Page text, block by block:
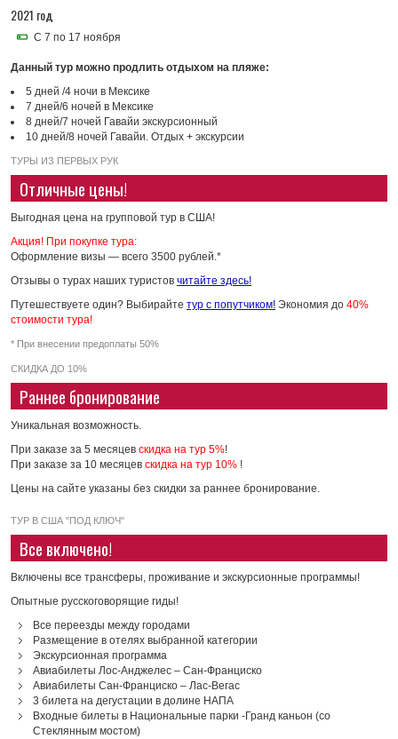
2021 год
С 7 по 17 ноября
Данный тур можно продлить отдыхом на пляже:
5 дней /4 ночи в Мексике
7 дней/6 ночей в Мексике
8 дней/7 ночей Гавайи экскурсионный
10 дней/8 ночей Гавайи. Отдых + экскурсии
ТУРЫ ИЗ ПЕРВЫХ РУК
Отличные цены!
Выгодная цена на групповой тур в США!
Акция! При покупке тура:
Оформление визы — всего 3500 рублей.*
Отзывы о турах наших туристов читайте здесь!
Путешествуете один? Выбирайте тур с попутчиком! Экономия до 40%
стоимости тура!
* При внесении предоплаты 50%
СКИДКА ДО 10%
Раннее бронирование
Уникальная возможность.
При заказе за 5 месяцев скидка на тур 5%!
При заказе за 10 месяцев скидка на тур 10% !
Цены на сайте указаны без скидки за раннее бронирование.
ТУР В США "ПОД КЛЮЧ"
Все включено!
Включены все трансферы, проживание и экскурсионные программы!
Опытные русскоговорящие гиды!
Все переезды между городами
Размещение в отелях выбранной категории
Экскурсионная программа
Авиабилеты Лос-Анджелес – Сан-Франциско
Авиабилеты Сан-Франциско – Лас-Вегас
3 билета на дегустации в долине НАПА
Входные билеты в Национальные парки -Гранд каньон (со
Стеклянным мостом)